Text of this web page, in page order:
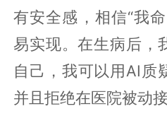
有安全感，相信“我
易实现。在生病后，
自己，我可以用AI质
并且拒绝在医院被动接